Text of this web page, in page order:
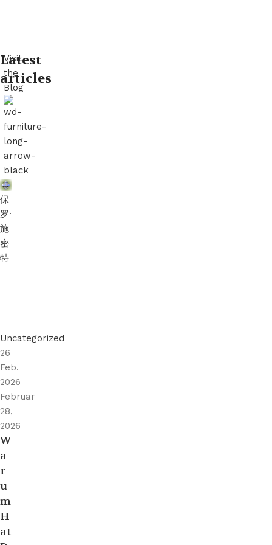
Pfeife
Latest
articles
Visit
the
Blog
保
罗·
施
密
特
Uncategorized
26
Feb.
2026
Februar
28,
2026
W
a
r
u
m
H
at